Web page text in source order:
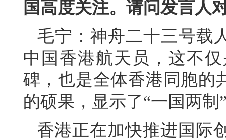
国高度关注。请问发言人
毛宁：神舟二十三号载
中国香港航天员，这不
碑，也是全体香港同胞的
的硕果，显示了“一国两
香港正在加快推进国际